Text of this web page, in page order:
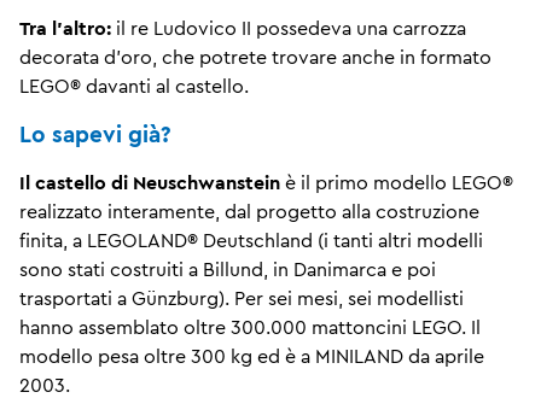
Tra l'altro: il re Ludovico II possedeva una carrozza
decorata d'oro, che potrete trovare anche in formato
LEGO® davanti al castello.
Lo sapevi già?
Il castello di Neuschwanstein è il primo modello LEGO®
realizzato interamente, dal progetto alla costruzione
finita, a LEGOLAND® Deutschland (i tanti altri modelli
sono stati costruiti a Billund, in Danimarca e poi
trasportati a Günzburg). Per sei mesi, sei modellisti
hanno assemblato oltre 300.000 mattoncini LEGO. Il
modello pesa oltre 300 kg ed è a MINILAND da aprile
2003.